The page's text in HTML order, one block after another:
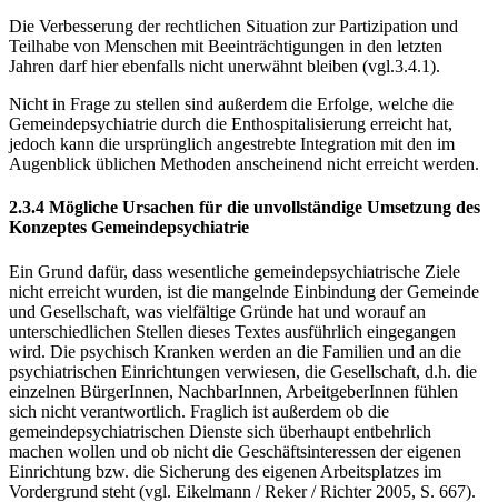
Die Verbesserung der rechtlichen Situation zur Partizipation und
Teilhabe von Menschen mit Beeinträchtigungen in den letzten
Jahren darf hier ebenfalls nicht unerwähnt bleiben (vgl.3.4.1).
Nicht in Frage zu stellen sind außerdem die Erfolge, welche die
Gemeindepsychiatrie durch die Enthospitalisierung erreicht hat,
jedoch kann die ursprünglich angestrebte Integ­ration mit den im
Augenblick üblichen Methoden anscheinend nicht erreicht werden.
2.3.4 Mögliche Ursachen für die unvollständige Umsetzung des
Konzep­tes Gemeindepsychiatrie
Ein Grund dafür, dass wesentliche gemeindepsychiatrische Ziele
nicht erreicht wurden, ist die mangelnde Einbindung der Gemeinde
und Gesellschaft, was vielfältige Gründe hat und worauf an
unterschiedlichen Stellen dieses Textes ausführlich eingegangen
wird. Die psy­chisch Kranken werden an die Familien und an die
psychiatrischen Einrichtungen verwie­sen, die Gesellschaft, d.h. die
einzelnen BürgerInnen, NachbarInnen, ArbeitgeberInnen fühlen
sich nicht verantwortlich. Fraglich ist außerdem ob die
gemeindepsychiatrischen Dienste sich überhaupt entbehrlich
machen wollen und ob nicht die Geschäftsinteressen der eigenen
Einrichtung bzw. die Sicherung des eigenen Arbeitsplatzes im
Vordergrund steht (vgl. Eikelmann / Reker / Richter 2005, S. 667).